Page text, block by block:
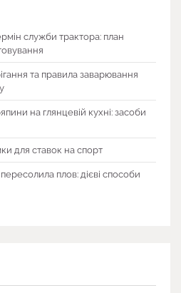
служби трактора: план
та правила заварювання
на глянцевій кухні: засоби
для ставок на спорт
плов: дієві способи